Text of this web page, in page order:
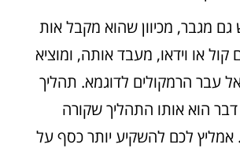
גם מגבר, מכיוון שהוא מקבל אות
קול או וידאו, מעבד אותה, ומוציא
עבר הרמקולים לדוגמא. תהליך
הוא אותו התהליך שקורה
לכם להשקיע יותר כסף על